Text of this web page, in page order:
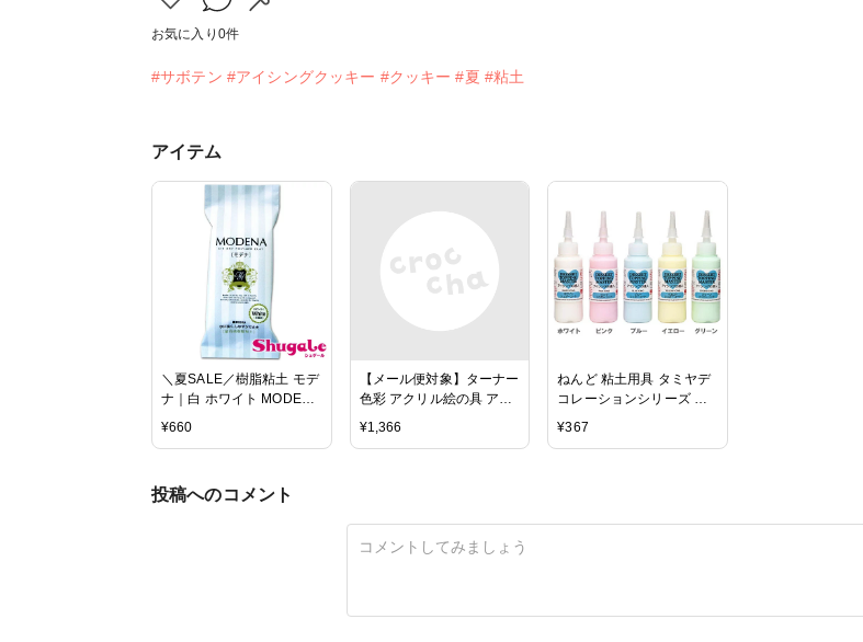
お気に入り 0件
#サボテン #アイシングクッキー #クッキー #夏 #粘土
アイテム
＼夏SALE／樹脂粘土 モデ
ナ｜白 ホワイト MODENA
パジコ 粘土 モデナ ねんど
¥660
【メール便対象】ターナー
色彩 アクリル絵の具 アク
リルガッシュ 13色 スクー
ルセット 11mlチューブ 白
¥1,366
ねんど 粘土用具 タミヤデ
コレーションシリーズ ア
イシングの達人
¥367
投稿へのコメント